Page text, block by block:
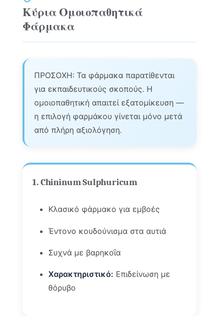
Κύρια Ομοιοπαθητικά
Φάρμακα
ΠΡΟΣΟΧΗ: Τα φάρμακα παρατίθενται
για εκπαιδευτικούς σκοπούς. Η
ομοιοπαθητική απαιτεί εξατομίκευση —
η επιλογή φαρμάκου γίνεται μόνο μετά
από πλήρη αξιολόγηση.
1. Chininum Sulphuricum
Κλασικό φάρμακο για εμβοές
Έντονο κουδούνισμα στα αυτιά
Συχνά με βαρηκοΐα
Χαρακτηριστικό: Επιδείνωση με
θόρυβο